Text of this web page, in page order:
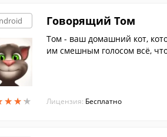
★★★
★★★
Говорящий Том
Том - ваш домашний кот,
им смешным голосом всё,
Лицензия: Бесплатно